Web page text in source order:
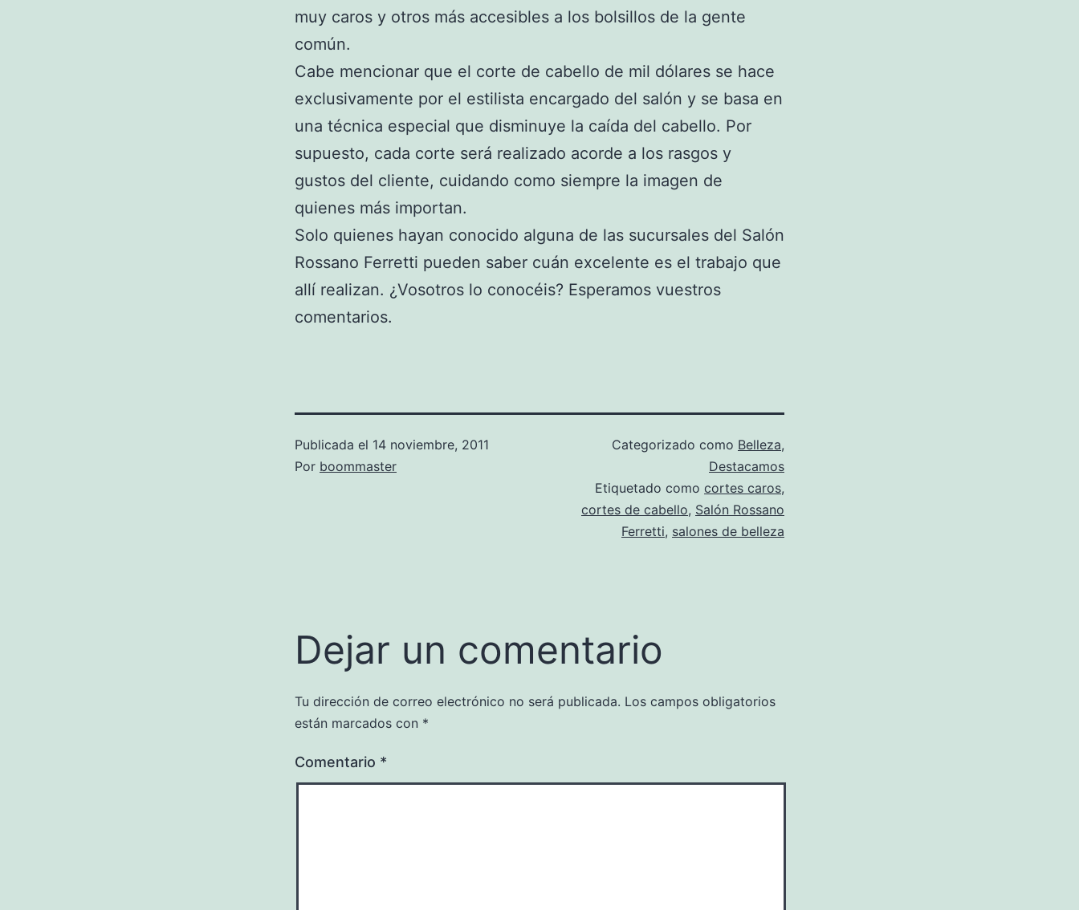
muy caros y otros más accesibles a los bolsillos de la gente
común.
Cabe mencionar que el corte de cabello de mil dólares se hace
exclusivamente por el estilista encargado del salón y se basa en
una técnica especial que disminuye la caída del cabello. Por
supuesto, cada corte será realizado acorde a los rasgos y
gustos del cliente, cuidando como siempre la imagen de
quienes más importan.
Solo quienes hayan conocido alguna de las sucursales del Salón
Rossano Ferretti pueden saber cuán excelente es el trabajo que
allí realizan. ¿Vosotros lo conocéis? Esperamos vuestros
comentarios.
Publicada el 14 noviembre, 2011
Por boommaster
Categorizado como Belleza,
Destacamos
Etiquetado como cortes caros,
cortes de cabello, Salón Rossano
Ferretti, salones de belleza
Dejar un comentario
Tu dirección de correo electrónico no será publicada. Los campos obligatorios
están marcados con *
Comentario *